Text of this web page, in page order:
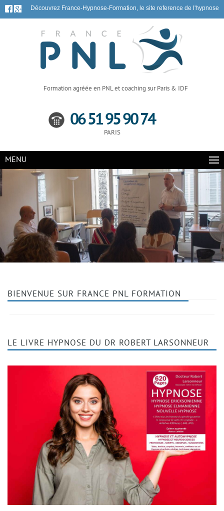
Découvrez France-Hypnose-Formation, le site reference de l'hypnose
Formation agréée en PNL et coaching sur Paris & IDF
06 51 95 90 74
PARIS
MENU
BIENVENUE SUR FRANCE PNL FORMATION
LE LIVRE HYPNOSE DU DR ROBERT LARSONNEUR